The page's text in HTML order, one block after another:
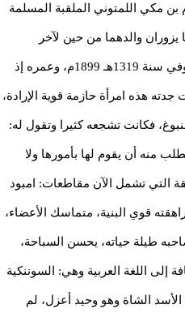
بن مكي اللمتوني الملقبة المسلمة
يزوران والدهما من حين لآخر
فيعطيهما الأموال الجزيلة، إلى أن توفي سنة 1319هـ 1899م، وعمره إذ
سنة. وقد كانت جدته هذه امرأة حازمة قوية الإرادة،
فكانت تشجعه كثيرا وتقول له:
منه أن يقوم لها بأمورها ولا
التي تشمل الآن مقاطعات: امبود
قوي البنية، متماسك الأعضاء،
طيلة حياته، يحسن السباحة،
إلى اللغة العربية وهي: السوننكية
الأسد الشاة وهو وحيد أعزل، لم